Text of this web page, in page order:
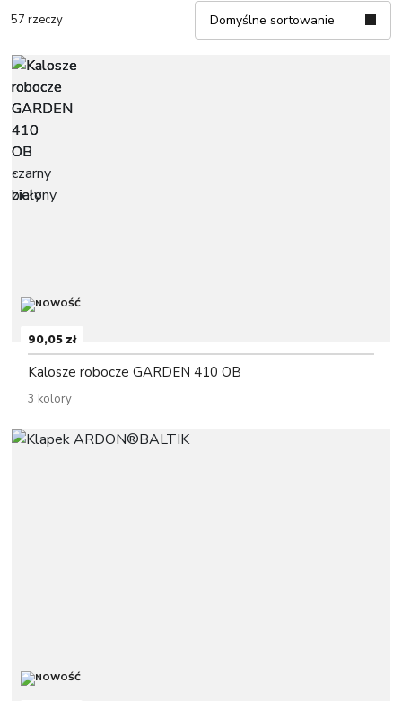
57 rzeczy Domyślne sortowanie
90,05 zł
Kalosze robocze GARDEN 410 OB
3 kolory